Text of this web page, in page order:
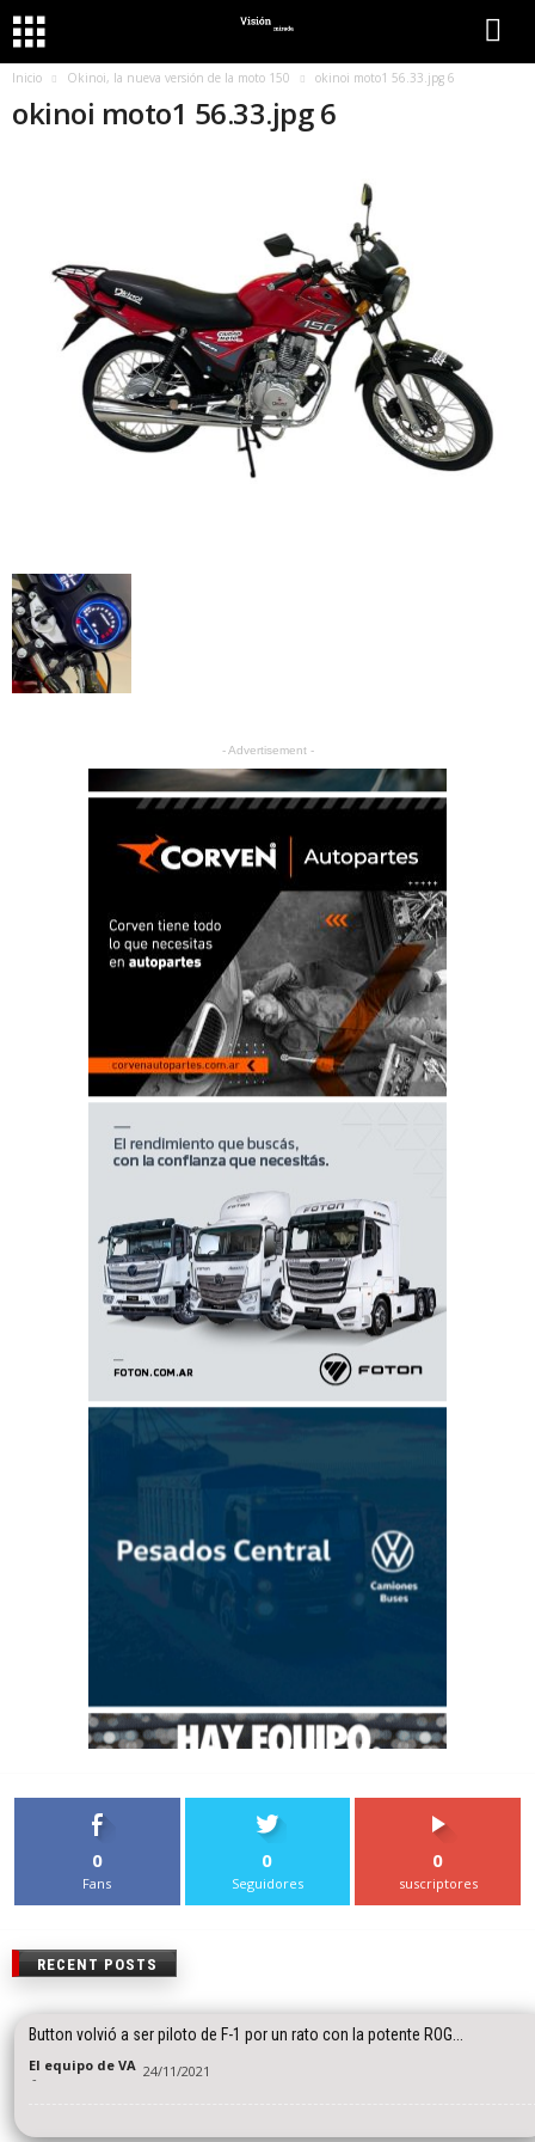
Inicio Okinoi, la nueva versión de la moto 150 okinoi moto1 56.33.jpg 6
okinoi moto1 56.33.jpg 6
- Advertisement -
0
Fans
0
Seguidores
0
suscriptores
RECENT POSTS
Button volvió a ser piloto de F-1 por un rato con la potente ROG...
El equipo de VA
- 24/11/2021